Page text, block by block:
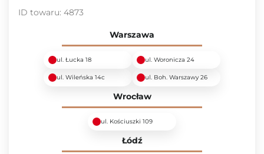
ID towaru: 4873
Warszawa
ul. Łucka 18 ul. Woronicza 24
ul. Wileńska 14c ul. Boh. Warszawy 26
Wrocław
ul. Kościuszki 109
Łódź